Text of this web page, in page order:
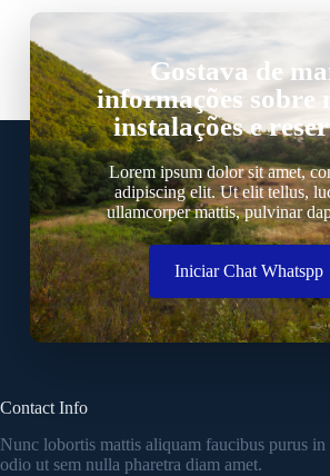
Gostava de
informações sobre
instalações e
Lorem ipsum dolor sit amet,
adipiscing elit. Ut elit tellus,
ullamcorper mattis, pulvinar
Iniciar Chat Whatspp
Contact Info
Nunc lobortis mattis aliquam faucibus purus in
odio ut sem nulla pharetra diam amet.